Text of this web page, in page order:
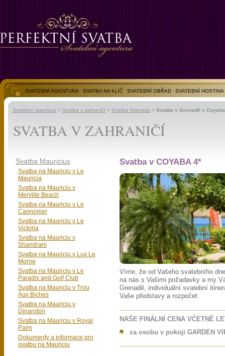
SVATEBNÍ AGENTURA SVATBA NA KLÍČ SVATEBNÍ OBŘAD
SVATEBNÍ HOSTINA
SVATEBNÍ FOTOGALERIE
Svatební agentura > Svatba v zahraničí > Svatba Grenada > Svatba v Grenadě v Coyaba
SVATBA V ZAHRANIČÍ
Svatba v COYABA 4*
Víme, že od Vašeho svatebního
na nás s Vašimi požadavky a my
Grenadě, individuální svatební
Vaše představy a rozpočet.
NAŠE FINÁLNÍ CENA VČETNĚ
za osobu v pokoji GARDEN
Svatba Mauricius
Svatba na Mauriciu v Le
Mauricia
Svatba na Mauriciu v
Merville Beach
Svatba na Mauriciu v Le
Cannonier
Svatba na Mauriciu v Le
Victoria
Svatba na Mauriciu v
Shandrani
Svatba na Mauriciu v Lux Le
Morne
Svatba na Mauriciu v Le
Paradis and Golf Club
Svatba na Mauriciu v Trou
Aux Biches
Svatba na Mauriciu v
Dinarobin
Svatba na Mauriciu v Royal
Palm
Dokumenty a informace pro
svatbu na Mauriciu